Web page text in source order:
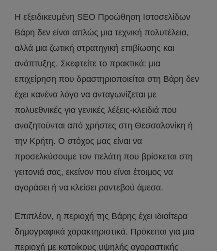
Η εξειδικευμένη SEO Προώθηση Ιστοσελίδων
Βάρη δεν είναι απλώς μια τεχνική πολυτέλεια,
αλλά μια ζωτική στρατηγική επιβίωσης και
ανάπτυξης. Σκεφτείτε το πρακτικά: μια
επιχείρηση που δραστηριοποιείται στη Βάρη δεν
έχει κανένα λόγο να ανταγωνίζεται με
πολυεθνικές για γενικές λέξεις-κλειδιά που
αναζητούνται από χρήστες στη Θεσσαλονίκη ή
την Κρήτη. Ο στόχος μας είναι να
προσελκύσουμε τον πελάτη που βρίσκεται στη
γειτονιά σας, εκείνον που είναι έτοιμος να
αγοράσει ή να κλείσει ραντεβού άμεσα.
Επιπλέον, η περιοχή της Βάρης έχει ιδιαίτερα
δημογραφικά χαρακτηριστικά. Πρόκειται για μια
περιοχή με κατοίκους υψηλής αγοραστικής